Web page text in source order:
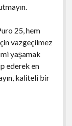
25, hem
vazgeçilmez
yaşamak
ederek en
kaliteli bir